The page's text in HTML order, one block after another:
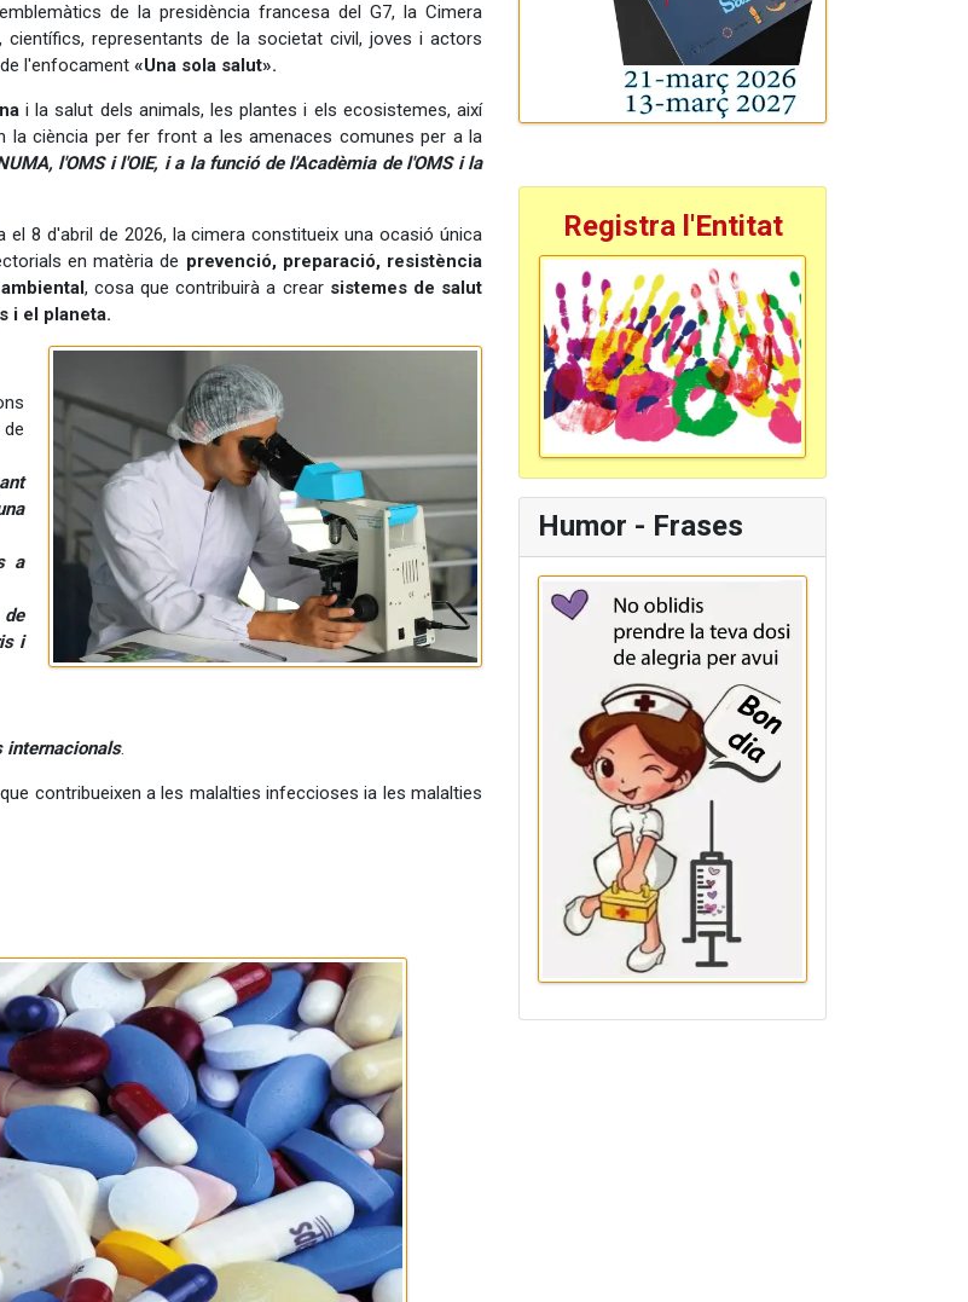
de la presidència francesa del G7, la Cimera
científics, representants de la societat civil, joves i actors
l'enfocament «Una sola salut».
i la salut dels animals, les plantes i els ecosistemes, així
ciència per fer front a les amenaces comunes per a la
l'OMS i l'OIE, i a la funció de l'Acadèmia de l'OMS i la
el 8 d'abril de 2026, la cimera constitueix una ocasió única
en matèria de prevenció, preparació, resistència
, cosa que contribuirà a crear sistemes de salut
i el planeta.
a
i
internacionals.
contribueixen a les malalties infeccioses ia les malalties
Registra l'Entitat
Humor - Frases